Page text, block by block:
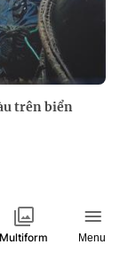
trên biển
Multiform Menu